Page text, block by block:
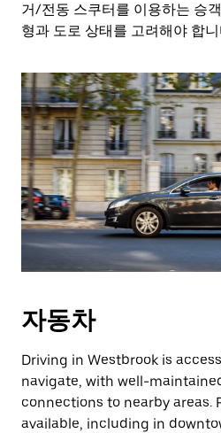
거/전동 스쿠터를 이용하는 승
형과 도로 상태를 고려해야 합
자동차
Driving in Westbrook is
navigate, with well-
connections to nearby areas.
available, including in